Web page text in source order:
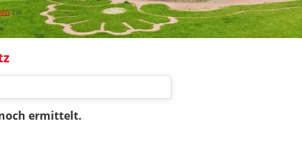
zu.
ermittelt.